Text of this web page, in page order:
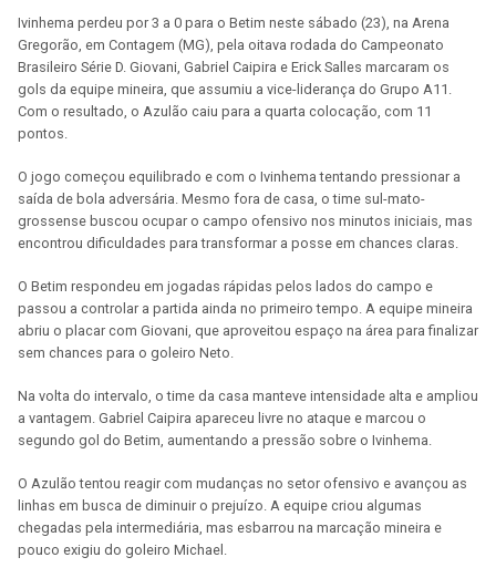
Ivinhema perdeu por 3 a 0 para o Betim neste sábado (23), na Arena
Gregorão, em Contagem (MG), pela oitava rodada do Campeonato
Brasileiro Série D. Giovani, Gabriel Caipira e Erick Salles marcaram os
gols da equipe mineira, que assumiu a vice-liderança do Grupo A11.
Com o resultado, o Azulão caiu para a quarta colocação, com 11
pontos.
O jogo começou equilibrado e com o Ivinhema tentando pressionar a
saída de bola adversária. Mesmo fora de casa, o time sul-mato-
grossense buscou ocupar o campo ofensivo nos minutos iniciais, mas
encontrou dificuldades para transformar a posse em chances claras.
O Betim respondeu em jogadas rápidas pelos lados do campo e
passou a controlar a partida ainda no primeiro tempo. A equipe mineira
abriu o placar com Giovani, que aproveitou espaço na área para finalizar
sem chances para o goleiro Neto.
Na volta do intervalo, o time da casa manteve intensidade alta e ampliou
a vantagem. Gabriel Caipira apareceu livre no ataque e marcou o
segundo gol do Betim, aumentando a pressão sobre o Ivinhema.
O Azulão tentou reagir com mudanças no setor ofensivo e avançou as
linhas em busca de diminuir o prejuízo. A equipe criou algumas
chegadas pela intermediária, mas esbarrou na marcação mineira e
pouco exigiu do goleiro Michael.